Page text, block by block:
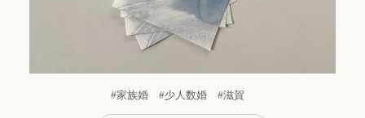
#家族婚 #少人数婚 #滋賀